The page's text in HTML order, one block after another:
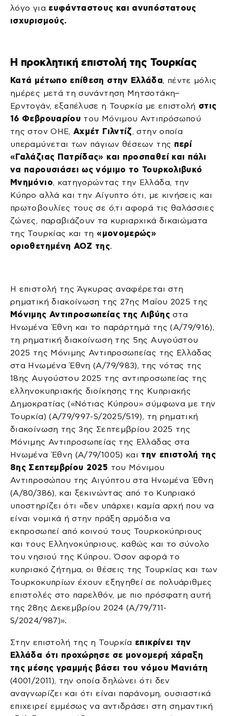
λόγο για ευφάνταστους και ανυπόστατους
ισχυρισμούς.
Η προκλητική επιστολή της Τουρκίας
Κατά μέτωπο επίθεση στην Ελλάδα, πέντε μόλις
ημέρες μετά τη συνάντηση Μητσοτάκη–
Ερντογάν, εξαπέλυσε η Τουρκία με επιστολή στις
16 Φεβρουαρίου του Μόνιμου Αντιπρόσωπού
της στον ΟΗΕ,Αχμέτ Γιλντίζ, στην οποία
υπεραμύνεται των πάγιων θέσεων της περί
«Γαλάζιας Πατρίδας» και προσπαθεί και πάλι
να παρουσιάσει ως νόμιμο το Τουρκολιβυκό
Μνημόνιο, κατηγορώντας την Ελλάδα, την
Κύπρο αλλά και την Αίγυπτο ότι, με κινήσεις και
πρωτοβουλίες τους σε ό,τι αφορά τις θαλάσσιες
ζώνες, παραβιάζουν τα κυριαρχικά δικαιώματα
της Τουρκίας και τη«μονομερώς»
οριοθετημένη ΑΟΖ της.
Η επιστολή της Άγκυρας αναφέρεται στη
ρηματική διακοίνωση της 27ης Μαΐου 2025 της
Μόνιμης Αντιπροσωπείας της Λιβύηςστα
Ηνωμένα Έθνη και το παράρτημά της (A/79/916),
τη ρηματική διακοίνωση της 5ης Αυγούστου
2025 της Μόνιμης Αντιπροσωπείας της Ελλάδας
στα Ηνωμένα Έθνη (A/79/983), της νότας της
18ης Αυγούστου 2025 της αντιπροσωπείας της
ελληνοκυπριακής διοίκησης της Κυπριακής
Δημοκρατίας («Νότιας Κύπρου» σύμφωνα με την
Τουρκία) (A/79/997-S/2025/519), τη ρηματική
διακοίνωση της 3ης Σεπτεμβρίου 2025 της
Μόνιμης Αντιπροσωπείας της Ελλάδας στα
Ηνωμένα Έθνη (A/79/1005) και την επιστολή της
8ης Σεπτεμβρίου 2025 του Μόνιμου
Αντιπροσώπου της Αιγύπτου στα Ηνωμένα Έθνη
(A/80/386), και ξεκινώντας από το Κυπριακό
υποστηρίζει ότι «δεν υπάρχει καμία αρχή που να
είναι νομικά ή στην πράξη αρμόδια να
εκπροσωπεί από κοινού τους Τουρκοκύπριους
και τους Ελληνοκύπριους, καθώς και το σύνολο
του νησιού της Κύπρου. Όσον αφορά το
κυπριακό ζήτημα, οι θέσεις της Τουρκίας και των
Τουρκοκυπρίων έχουν εξηγηθεί σε πολυάριθμες
επιστολές στο παρελθόν, με πιο πρόσφατη αυτή
της 28ης Δεκεμβρίου 2024 (A/79/711-
S/2024/987)».
Στην επιστολή της η Τουρκία επικρίνει την
Ελλάδα ότι προχώρησε σε μονομερή χάραξη
της μέσης γραμμής βάσει του νόμου Μανιάτη
(4001/2011), την οποία δηλώνει ότι δεν
αναγνωρίζει και ότι είναι παράνομη, ουσιαστικά
επιχειρεί εμμέσως να αντιδράσει στη σημαντική